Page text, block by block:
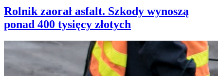
Rolnik zaorał asfalt. Szkody wynoszą
ponad 400 tysięcy złotych